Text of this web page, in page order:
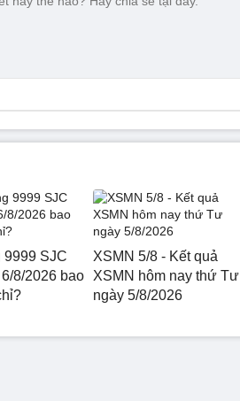
9999 SJC
8/2026 bao
XSMN 5/8 - Kết quả
XSMN hôm nay thứ Tư
ngày 5/8/2026